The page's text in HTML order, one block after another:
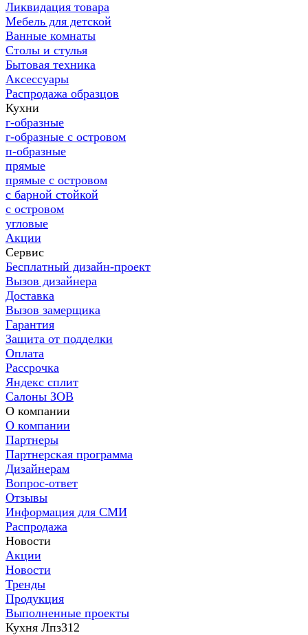
Ликвидация товара
Мебель для детской
Ванные комнаты
Столы и стулья
Бытовая техника
Аксессуары
Распродажа образцов
Кухни
г-образные
г-образные с островом
п-образные
прямые
прямые с островом
с барной стойкой
с островом
угловые
Акции
Сервис
Бесплатный дизайн-проект
Вызов дизайнера
Доставка
Вызов замерщика
Гарантия
Защита от подделки
Оплата
Рассрочка
Яндекс сплит
Салоны ЗОВ
О компании
О компании
Партнеры
Партнерская программа
Дизайнерам
Вопрос-ответ
Отзывы
Информация для СМИ
Распродажа
Новости
Акции
Новости
Тренды
Продукция
Выполненные проекты
Кухня Лпз312